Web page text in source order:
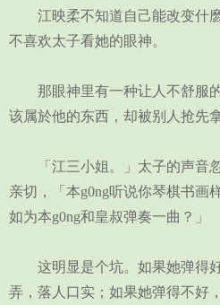
江映柔不知道自己能改变什
不喜欢太子看她的眼神。
那眼神里有一种让人不舒服的
该属於他的东西，却被别人抢先
「江三小姐。」太子的声音忽
亲切，「本g0ng听说你琴棋书画
如为本g0ng和皇叔弹奏一曲？」
这明显是个坑。如果她弹得
弄，落人口实；如果她弹得不好